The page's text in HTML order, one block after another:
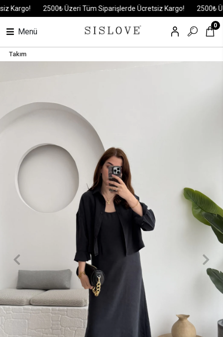
2500₺ Üzeri Tüm Siparişlerde Ücretsiz Kargo! 2500₺ Üzeri
Menü
0
Takım